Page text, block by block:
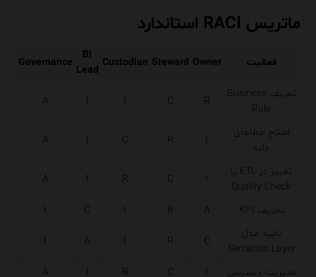
ماتریس RACI استاندارد
فعالیت Owner
Steward
Custodian
BI
Lead
Governance
تعریف Business
Rule
R
C
A
اصلاح خطاهای
داده
R
C
A
تغییر در ETL یا
Quality Check
C
R
A
تعریف KPI A
R
C
تایید مدل
Semantic Layer
C
R
A
مدیریت دسترسی C
R
A